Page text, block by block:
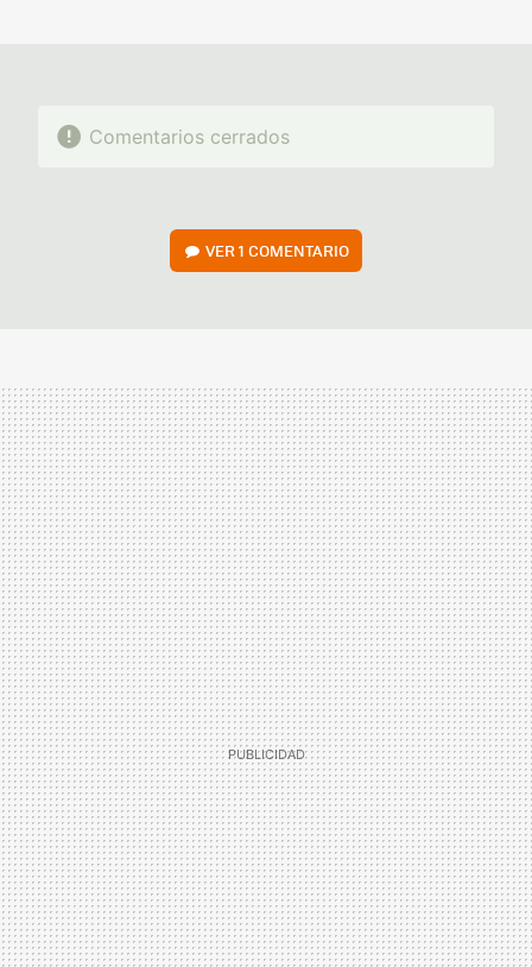
Comentarios cerrados
VER1 COMENTARIO